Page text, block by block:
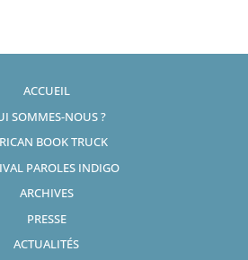
ACCUEIL
SOMMES-NOUS ?
BOOK TRUCK
PAROLES INDIGO
ARCHIVES
PRESSE
ACTUALITÉS